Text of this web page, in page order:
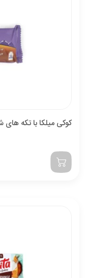
کوکی میلکا با تکه های شکلات